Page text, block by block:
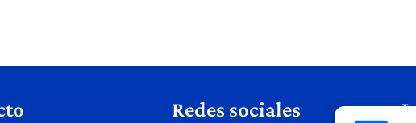
Redes sociales